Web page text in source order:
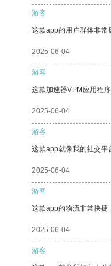
游客
这款app的用户群体非常
2025-06-04
游客
这款加速器VPM应用程
2025-06-04
游客
这款app就像我的社交平
2025-06-04
游客
这款app的物流非常快捷
2025-06-04
游客